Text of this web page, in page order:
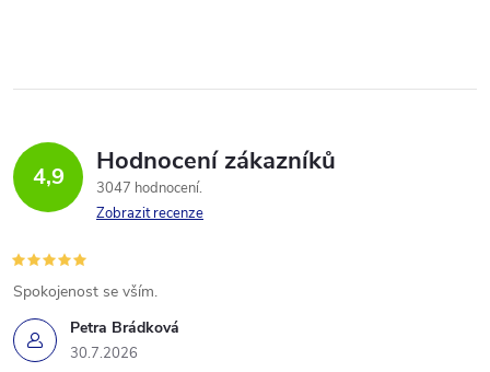
4,9 Hodnocení zákazníků
3047 hodnocení
Zobrazit recenze
Petra Brádková
30.7.2026
Spokojenost se vším.